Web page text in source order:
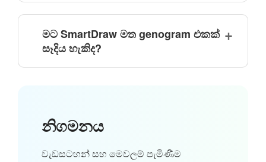
මට SmartDraw මත genogram එකක්
සෑදිය හැකිද?
නිගමනය
වැඩසටහන් සහ මෙවලම් පැමිණීම